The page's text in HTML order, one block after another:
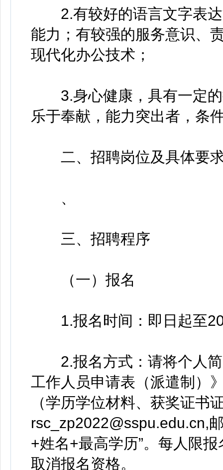
2.有较好的语言文字表达
能力；有较强的服务意识、
现代化办公技术；
3.身心健康，具有一定的
乐于奉献，能力突出者，条
二、招聘岗位及具体要
、
三、招聘程序
（一）报名
1.报名时间：即日起至
2.报名方式：请将个人简
工作人员申请表（派遣制）
（学历学位材料、获奖证书
rsc_zp2022@sspu.edu.cn,
+姓名+最高学历”。每人限
取消报名资格。